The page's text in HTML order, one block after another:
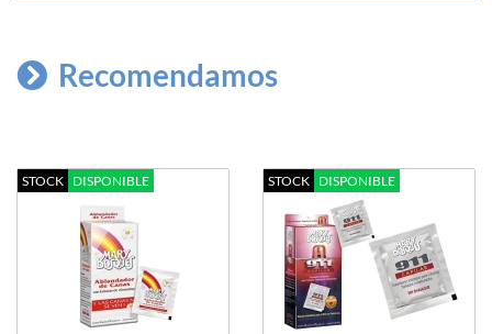
Recomendamos
STOCK DISPONIBLE STOCK DISPONIBLE